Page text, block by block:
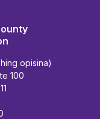
opisina)
100